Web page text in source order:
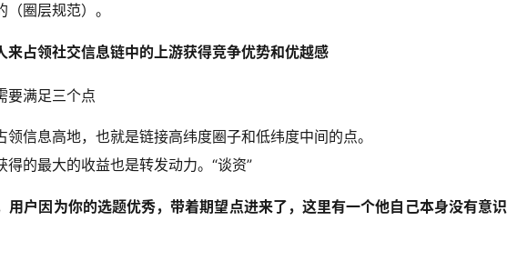
圈层规范）。
占领社交信息链中的上游获得竞争优势和优越感
要满足三个点
信息高地，也就是链接高纬度圈子和低纬度中间的点。
的最大的收益也是转发动力。“谈资”
户因为你的选题优秀，带着期望点进来了，这里有一个他自己本身没有意识